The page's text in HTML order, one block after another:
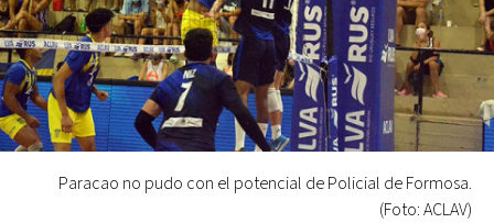
Paracao no pudo con el potencial de Policial de Formosa.
(Foto: ACLAV)